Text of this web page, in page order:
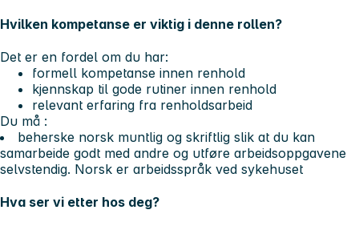
Hvilken kompetanse er viktig i denne rollen?
Det er en fordel om du har:
formell kompetanse innen renhold
kjennskap til gode rutiner innen renhold
relevant erfaring fra renholdsarbeid
Du må :
beherske norsk muntlig og skriftlig slik at du kan
samarbeide godt med andre og utføre arbeidsoppgavene
selvstendig. Norsk er arbeidsspråk ved sykehuset
Hva ser vi etter hos deg?